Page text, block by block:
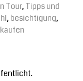
Tour,Tipps und
,besichtigung,